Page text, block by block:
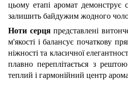
цьому етапі аромат
залишить байдужим жодного
Ноти серцяпредставлені
м'якості і балансує початкову
ніжності та класичної
плавно переплітається з
теплий і гармонійний центр